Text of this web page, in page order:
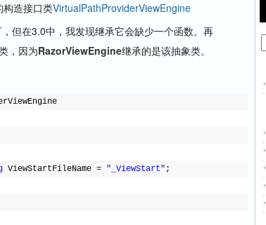
构造接口类VirtualPathProviderViewEngine
但在3.0中，我发现继承它会缺少一个函数。再
，因为RazorViewEngine继承的是该抽象类。
ViewStartFileName = "_ViewStart" ;